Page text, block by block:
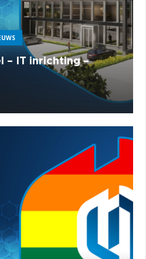
– IT inrichting –